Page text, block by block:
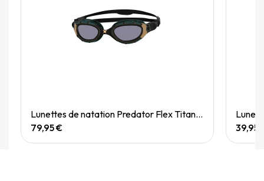
Quick View
Lunettes de natation Predator Flex Titanium Reactor
79,95 €
39,95